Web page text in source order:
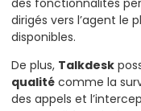
dirigés vers l’agent le
disponibles.
De plus, Talkdesk
qualité comme la
des appels et